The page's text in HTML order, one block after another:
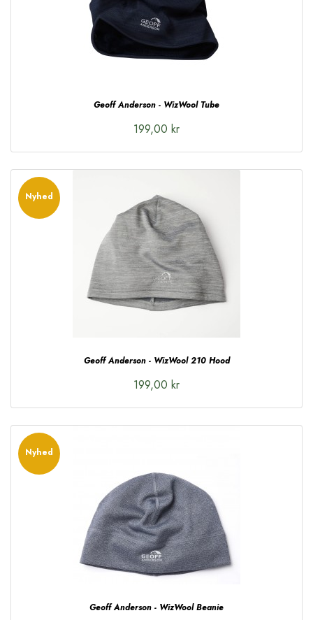
Geoff Anderson - WizWool Tube
199,00 kr
Nyhed
Geoff Anderson - WizWool 210 Hood
199,00 kr
Nyhed
Geoff Anderson - WizWool Beanie